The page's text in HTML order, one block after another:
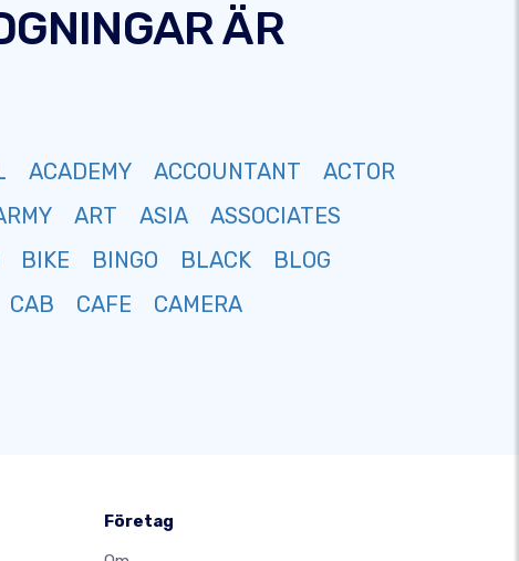
ÄR
ACADEMY ACCOUNTANT
ACTOR
ART ASIA
ASSOCIATES
BIKE BINGO BLACK
BLOG
CAB CAFE CAMERA
Företag